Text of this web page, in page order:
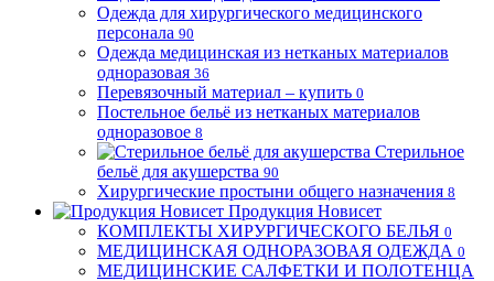
Одежда для хирургического медицинского
персонала 90
Одежда медицинская из нетканых материалов
одноразовая 36
Перевязочный материал – купить 0
Постельное бельё из нетканых материалов
одноразовое 8
Стерильное
бельё для акушерства 90
Хирургические простыни общего назначения 8
Продукция Новисет
КОМПЛЕКТЫ ХИРУРГИЧЕСКОГО БЕЛЬЯ 0
МЕДИЦИНСКАЯ ОДНОРАЗОВАЯ ОДЕЖДА 0
МЕДИЦИНСКИЕ САЛФЕТКИ И ПОЛОТЕНЦА